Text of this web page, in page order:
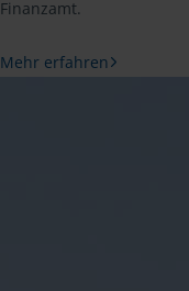
Finanzamt.
Mehr erfahren